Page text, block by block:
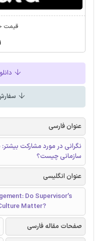
قیمت
عنوان فارسی
نگرانی در مورد مشارکت
سازمانی چیست؟
عنوان انگلیسی
Do Supervisor’s
Matter?
صفحات مقاله فارسی